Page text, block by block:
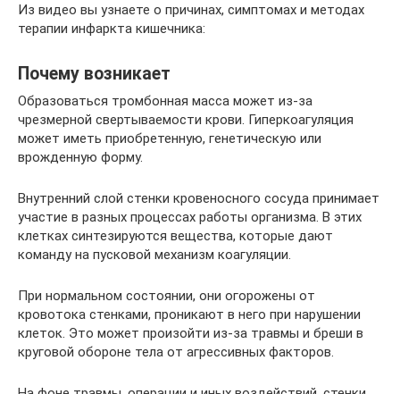
Из видео вы узнаете о причинах, симптомах и методах
терапии инфаркта кишечника:
Почему возникает
Образоваться тромбонная масса может из-за
чрезмерной свертываемости крови. Гиперкоагуляция
может иметь приобретенную, генетическую или
врожденную форму.
Внутренний слой стенки кровеносного сосуда принимает
участие в разных процессах работы организма. В этих
клетках синтезируются вещества, которые дают
команду на пусковой механизм коагуляции.
При нормальном состоянии, они огорожены от
кровотока стенками, проникают в него при нарушении
клеток. Это может произойти из-за травмы и бреши в
круговой обороне тела от агрессивных факторов.